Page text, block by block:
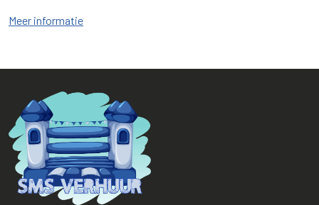
Meer informatie